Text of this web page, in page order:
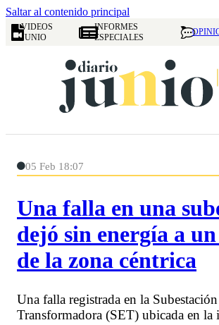
Saltar al contenido principal
VIDEOS
JUNIO
INFORMES
ESPECIALES
05 Feb 18:07
Una falla en una
dejó sin energía a
de la zona céntrica
Una falla registrada en la Subestación
Transformadora (SET) ubicada en la